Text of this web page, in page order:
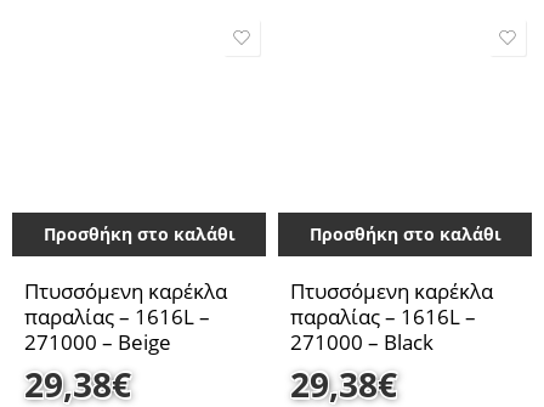
Προσθήκη στο καλάθι
Πτυσσόμενη καρέκλα
παραλίας – 1616L –
271000 – Beige
29,38€
Προσθήκη στο καλάθι
Πτυσσόμενη καρέκλα
παραλίας – 1616L –
271000 – Black
29,38€